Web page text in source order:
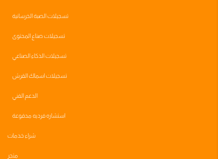
تسجيلات الصبة الخرسانية
تسجيلات صناع المحتوى
تسجيلات الذكاء الصناعي
تسجيلات اسماك القرش
الدعم الفني
استشاره فرديه مدفوعة
شراء خدمات
متجر